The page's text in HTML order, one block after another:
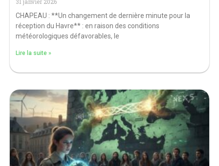
CHAPEAU : **Un changement de dernière minute pour la
réception du Havre** : en raison des conditions
météorologiques défavorables, le
Lire la suite »